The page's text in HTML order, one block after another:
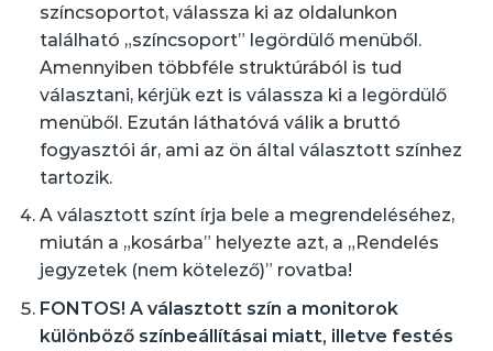
színcsoportot, válassza ki az oldalunkon
található „színcsoport” legördülő menüből.
Amennyiben többféle struktúrából is tud
választani, kérjük ezt is válassza ki a legördülő
menüből. Ezután láthatóvá válik a bruttó
fogyasztói ár, ami az ön által választott színhez
tartozik.
A választott színt írja bele a megrendeléséhez,
miután a „kosárba” helyezte azt, a „Rendelés
jegyzetek (nem kötelező)” rovatba!
FONTOS! A választott szín a monitorok
különböző színbeállításai miatt, illetve festés